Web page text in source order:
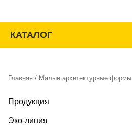
содержимому
КАТАЛОГ
Главная / Малые архитектурные формы
Продукция
Эко-линия